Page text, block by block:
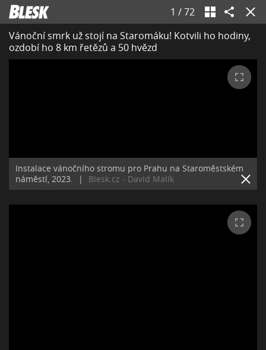
1 /72
Vánoční smrk už stojí na Staromáku! Kotvili ho hodiny,
ozdobí ho 8 km řetězů a 50 hvězd
Instalace vánočního stromu pro Prahu na Staroměstském
náměstí, 2023.
| Blesk.cz - David Malík